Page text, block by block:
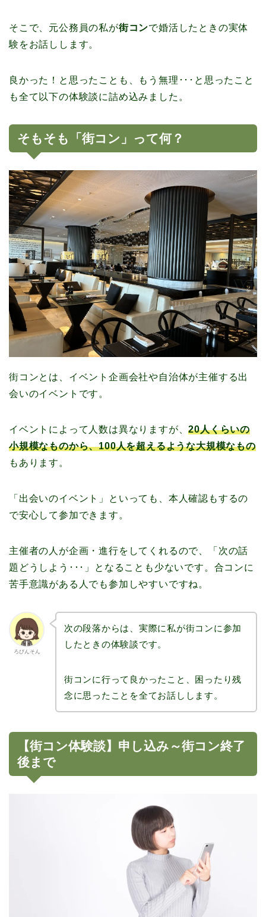
そこで、元公務員の私が街コンで婚活したときの実体
験をお話しします。
良かった！と思ったことも、もう無理･･･と思ったこと
も全て以下の体験談に詰め込みました。
そもそも「街コン」って何？
街コンとは、イベント企画会社や自治体が主催する出
会いのイベントです。
イベントによって人数は異なりますが、20人くらいの
小規模なものから、100人を超えるような大規模なもの
もあります。
「出会いのイベント」といっても、本人確認もするの
で安心して参加できます。
主催者の人が企画・進行をしてくれるので、「次の話
題どうしよう･･･」となることも少ないです。合コンに
苦手意識がある人でも参加しやすいですね。
ろびんそん
次の段落からは、実際に私が街コンに参加
したときの体験談です。
街コンに行って良かったこと、困ったり残
念に思ったことを全てお話しします。
【街コン体験談】申し込み～街コン終了
後まで